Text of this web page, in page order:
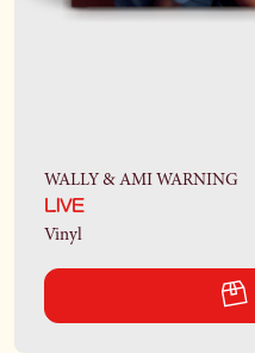
WALLY & AMI WARNING
LIVE
Vinyl